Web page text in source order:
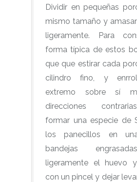
Dividir en pequeñas
mismo tamaño y
ligeramente. Para
forma típica de estos
que que estirar cada
cilindro fino, y
extremo sobre sí
direcciones
formar una especie de
los panecillos en
bandejas
ligeramente el huevo
con un pincel y dejar